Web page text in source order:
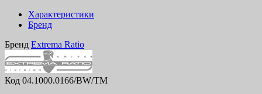
Характеристики
Бренд
Бренд Extrema Ratio
Код 04.1000.0166/BW/TM